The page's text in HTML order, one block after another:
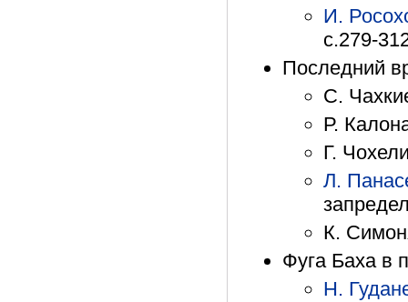
И.
с.279-
Последний
С.
Р.
Г.
Л.
К.
Фуга Баха в
Н.